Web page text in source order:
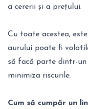
a cererii și a prețului.
Cu toate acestea,
aurului poate fi
să facă parte dintr-
minimiza riscurile.
Cum să cumpăr un